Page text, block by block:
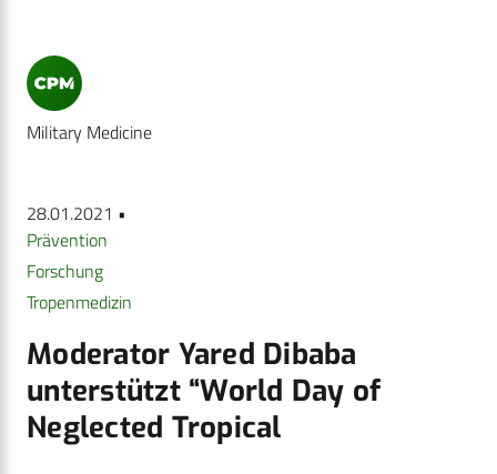
Military Medicine
28.01.2021 •
Prävention
Forschung
Tropenmedizin
Moderator Yared Dibaba
unterstützt “World Day of
Neglected Tropical